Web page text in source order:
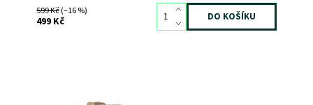
599 Kč(–16 %)
499 Kč